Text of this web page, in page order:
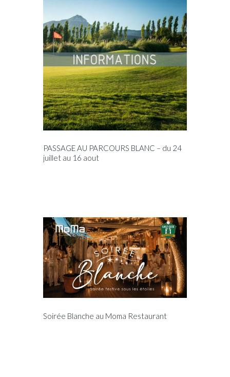
PASSAGE AU PARCOURS BLANC – du 24
juillet au 16 aout
Soirée Blanche au Moma Restaurant